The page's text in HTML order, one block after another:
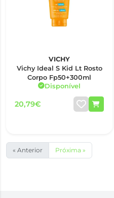
VICHY
Vichy Ideal S Kid Lt Rosto
Corpo Fp50+300ml
Disponível
20,79€
« Anterior Próxima »